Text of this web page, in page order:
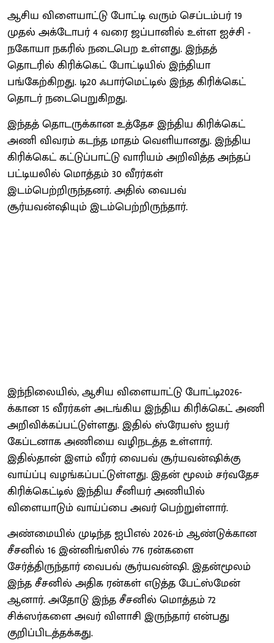
ஆசிய விளையாட்டு போட்டி வரும் செப்டம்பர் 19
முதல் அக்டோபர் 4 வரை ஜப்பானில் உள்ள ஐச்சி -
நகோயா நகரில் நடைபெற உள்ளது. இந்தத்
தொடரில் கிரிக்கெட் போட்டியில் இந்தியா
பங்கேற்கிறது. டி20 ஃபார்மெட்டில் இந்த கிரிக்கெட்
தொடர் நடைபெறுகிறது.
இந்தத் தொடருக்கான உத்தேச இந்திய கிரிக்கெட்
அணி விவரம் கடந்த மாதம் வெளியானது. இந்திய
கிரிக்கெட் கட்டுப்பாட்டு வாரியம் அறிவித்த அந்தப்
பட்டியலில் மொத்தம் 30 வீரர்கள்
இடம்பெற்றிருந்தனர். அதில் வைபவ்
சூர்யவன்ஷியும் இடம்பெற்றிருந்தார்.
இந்நிலையில், ஆசிய விளையாட்டு போட்டி2026-
க்கான 15 வீரர்கள் அடங்கிய இந்திய கிரிக்கெட் அணி
அறிவிக்கப்பட்டுள்ளது. இதில் ஸ்ரேயஸ் ஐயர்
கேப்டனாக அணியை வழிநடத்த உள்ளார்.
இதில்தான் இளம் வீரர் வைபவ் சூர்யவன்ஷிக்கு
வாய்ப்பு வழங்கப்பட்டுள்ளது. இதன் மூலம் சர்வதேச
கிரிக்கெட்டில் இந்திய சீனியர் அணியில்
விளையாடும் வாய்ப்பை அவர் பெற்றுள்ளார்.
அண்மையில் முடிந்த ஐபிஎல் 2026-ம் ஆண்டுக்கான
சீசனில் 16 இன்னிங்ஸில் 776 ரன்களை
சேர்த்திருந்தார் வைபவ் சூர்யவன்ஷி. இதன்மூலம்
இந்த சீசனில் அதிக ரன்கள் எடுத்த பேட்ஸ்மேன்
ஆனார். அதோடு இந்த சீசனில் மொத்தம் 72
சிக்ஸர்களை அவர் விளாசி இருந்தார் என்பது
குறிப்பிடத்தக்கது.